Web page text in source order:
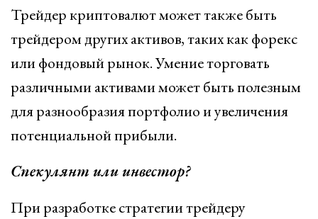
Трейдер криптовалют может также быть
трейдером других активов, таких как форекс
или фондовый рынок. Умение торговать
различными активами может быть полезным
для разнообразия портфолио и увеличения
потенциальной прибыли.
Спекулянт или инвестор?
При разработке стратегии трейдеру